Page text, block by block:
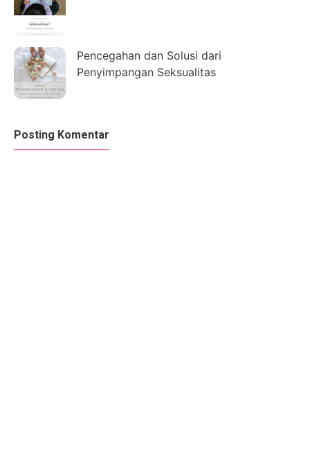
Pencegahan dan Solusi dari
Penyimpangan Seksualitas
Posting Komentar